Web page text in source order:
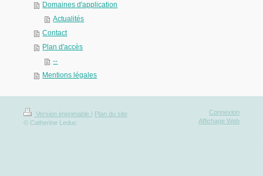
Domaines d'application
Actualités
Contact
Plan d'accès
--
Mentions légales
Version imprimable | Plan du site
© Catherine Leduc
Connexion
Affichage Web